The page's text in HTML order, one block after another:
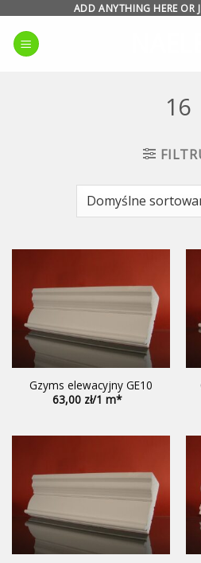
content
ADD ANYTHING HERE OR
16
Gzyms elewacyjny GE10
63,00